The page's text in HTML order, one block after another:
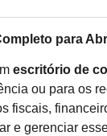
para
escritório de
ou para os
fiscais,
e gerenciar